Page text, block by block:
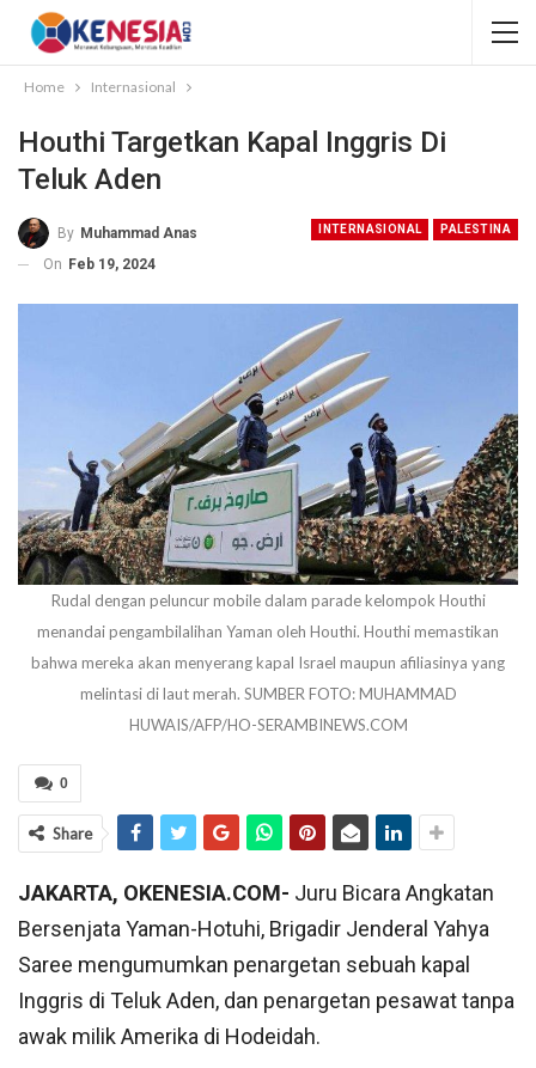
Home Internasional
Houthi Targetkan Kapal Inggris Di
Teluk Aden
INTERNASIONAL PALESTINA
By Muhammad Anas
On Feb 19, 2024
Rudal dengan peluncur mobile dalam parade kelompok Houthi
menandai pengambilalihan Yaman oleh Houthi. Houthi memastikan
bahwa mereka akan menyerang kapal Israel maupun afiliasinya yang
melintasi di laut merah. SUMBER FOTO: MUHAMMAD
HUWAIS/AFP/HO-SERAMBINEWS.COM
0
Share
JAKARTA, OKENESIA.COM- Juru Bicara Angkatan
Bersenjata Yaman-Hotuhi, Brigadir Jenderal Yahya
Saree mengumumkan penargetan sebuah kapal
Inggris di Teluk Aden, dan penargetan pesawat tanpa
awak milik Amerika di Hodeidah.